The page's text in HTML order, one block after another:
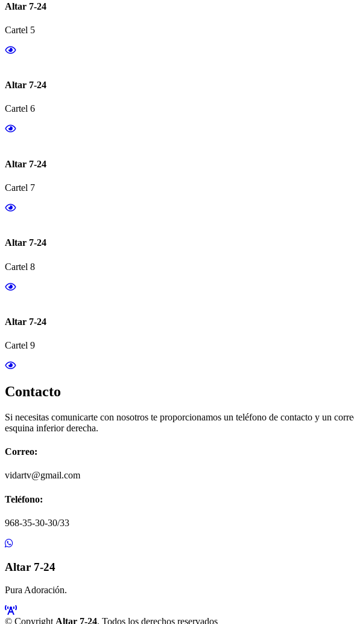
Altar 7-24
Cartel 5
Altar 7-24
Cartel 6
Altar 7-24
Cartel 7
Altar 7-24
Cartel 8
Altar 7-24
Cartel 9
Contacto
Si necesitas comunicarte con nosotros te proporcionamos un teléfono de contacto y un
esquina inferior derecha.
Correo:
vidartv@gmail.com
Teléfono:
968-35-30-30/33
Altar 7-24
Pura Adoración.
© Copyright Altar 7-24. Todos los derechos reservados